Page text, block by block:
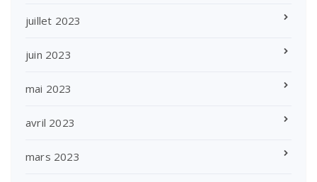
juillet 2023
juin 2023
mai 2023
avril 2023
mars 2023